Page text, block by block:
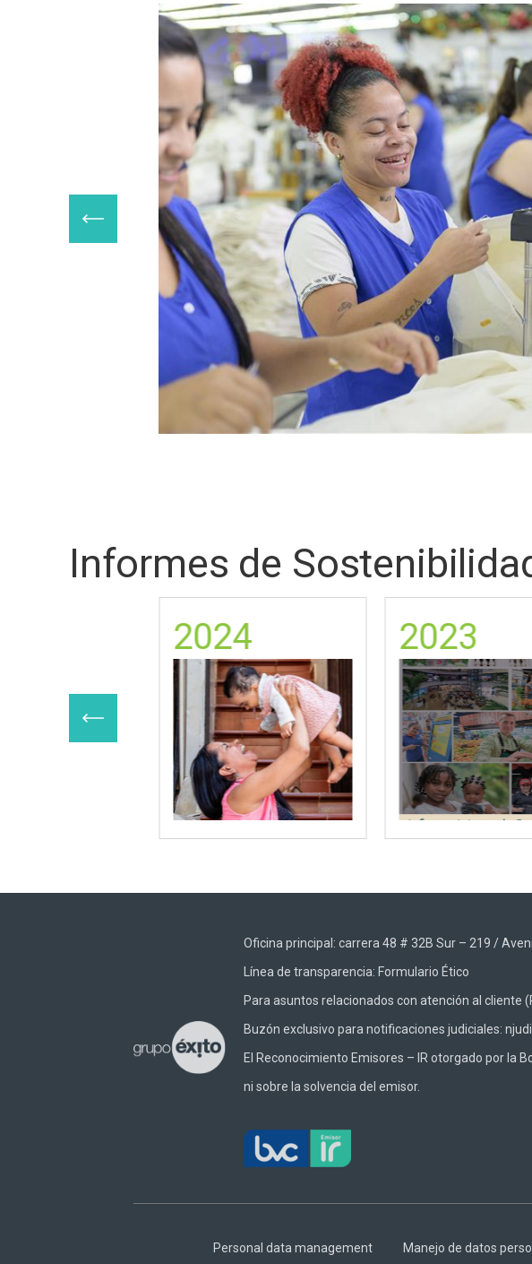
Informes de
2024 2023
Oficina principal: carrera 48 # 32B Sur – 219 /
Línea de transparencia: Formulario Ético
Para asuntos relacionados con atención al cliente
Buzón exclusivo para notificaciones judiciales:
El Reconocimiento Emisores – IR otorgado por la
ni sobre la solvencia del emisor.
Footer
Personal data management Manejo de datos